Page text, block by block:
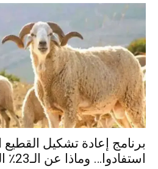
استفادوا… وماذا عن الـ23٪ الباقين؟